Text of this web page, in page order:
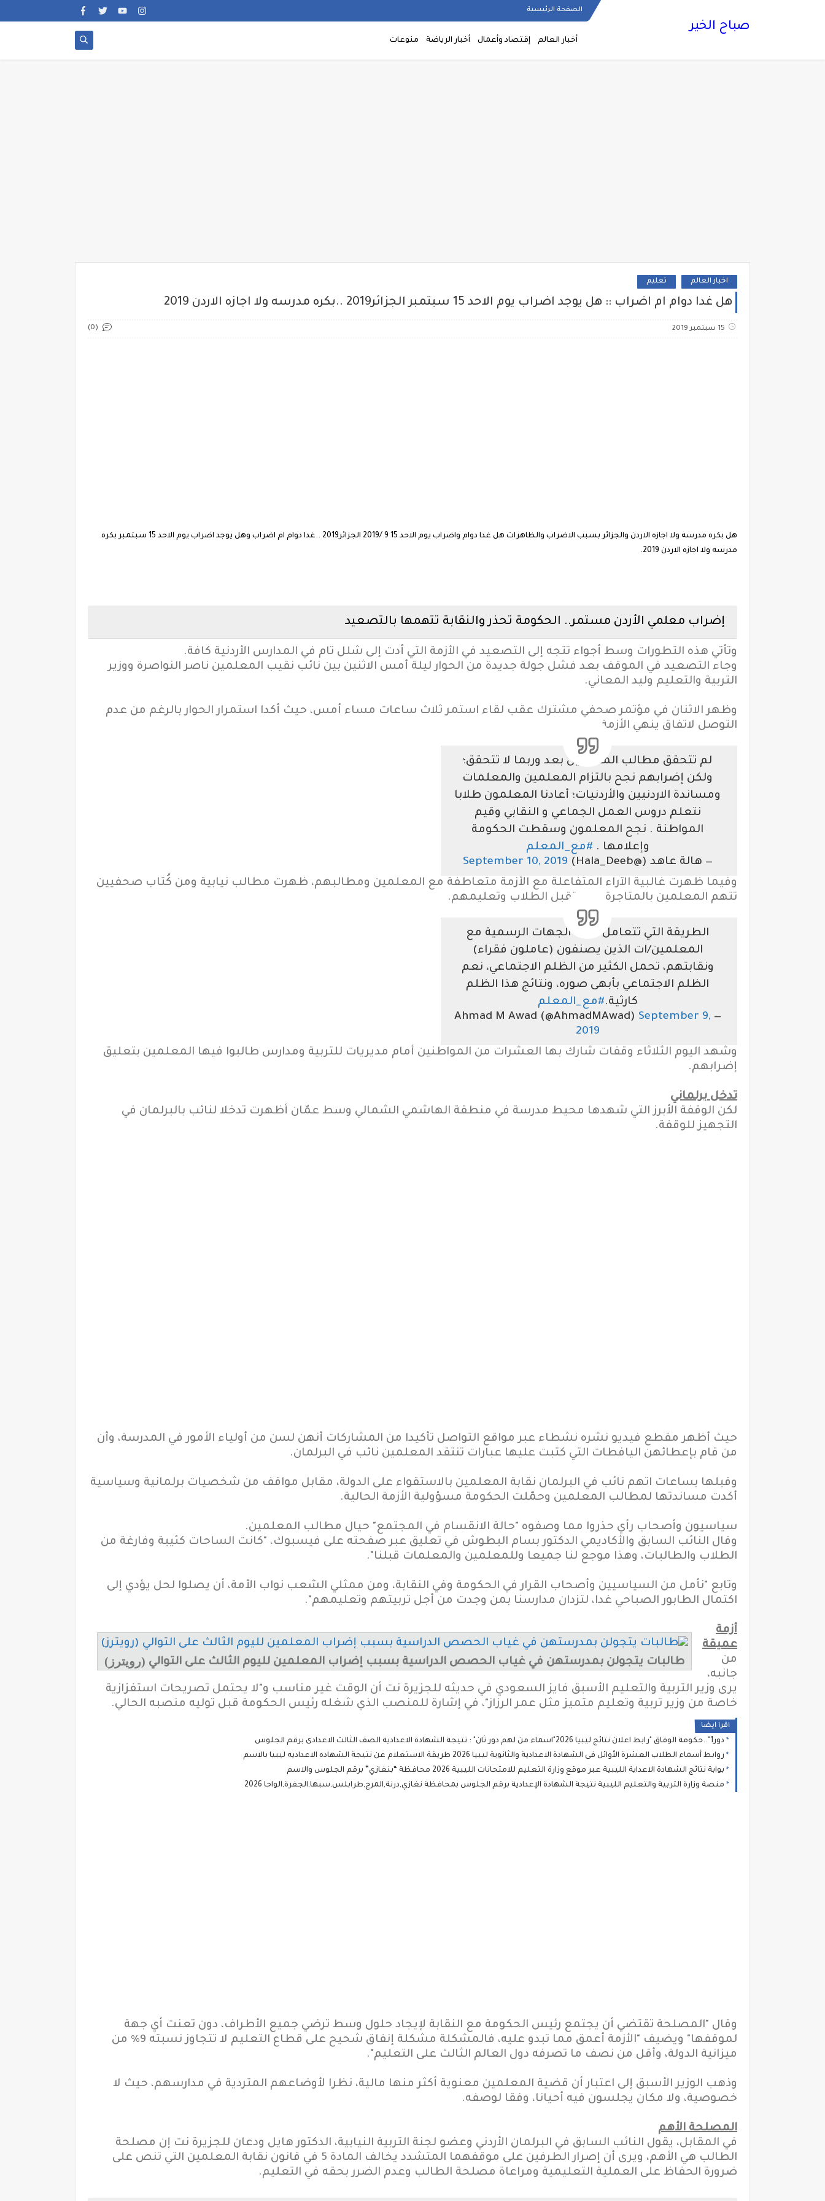
الصفحة الرئيسية
صباح الخير
أخبار العالم إقتصاد وأعمال أخبار الرياضة منوعات
اخبار العالم تعليم
هل غدا دوام ام اضراب :: هل يوجد اضراب يوم الاحد 15 سبتمبر الجزائر2019 ..بكره مدرسه ولا اجازه الاردن 2019
15 سبتمبر 2019 (0)
هل بكره مدرسه ولا اجازه الاردن والجزائر بسبب الاضراب والظاهرات هل غدا دوام واضراب يوم الاحد 15 9 /2019 الجزائر2019 ..غدا دوام ام اضراب وهل يوجد اضراب يوم الاحد 15 سبتمبر بكره
مدرسه ولا اجازه الاردن 2019.
إضراب معلمي الأردن مستمر.. الحكومة تحذر والنقابة تتهمها بالتصعيد
وتأتي هذه التطورات وسط أجواء تتجه إلى التصعيد في الأزمة التي أدت إلى شلل تام في المدارس الأردنية كافة.
وجاء التصعيد في الموقف بعد فشل جولة جديدة من الحوار ليلة أمس الاثنين بين نائب نقيب المعلمين ناصر النواصرة ووزير
التربية والتعليم وليد المعاني.
وظهر الاثنان في مؤتمر صحفي مشترك عقب لقاء استمر ثلاث ساعات مساء أمس، حيث أكدا استمرار الحوار بالرغم من عدم
التوصل لاتفاق ينهي الأزمة.
لم تتحقق مطالب المعلمين بعد وربما لا تتحقق؛
ولكن إضرابهم نجح بالتزام المعلمين والمعلمات
ومساندة الاردنيين والأردنيات؛ أعادنا المعلمون طلابا
نتعلم دروس العمل الجماعي و النقابي وقيم
المواطنة . نجح المعلمون وسقطت الحكومة
وإعلامها . #مع_المعلم
— هالة عاهد (@Hala_Deeb)
September 10, 2019
وفيما ظهرت غالبية الآراء المتفاعلة مع الأزمة متعاطفة مع المعلمين ومطالبهم، ظهرت مطالب نيابية ومن كُتاب صحفيين
تتهم المعلمين بالمتاجرة بمستقبل الطلاب وتعليمهم.
الطريقة التي تتعامل فيها الجهات الرسمية مع
المعلمين/ات الذين يصنفون (عاملون فقراء)
ونقابتهم، تحمل الكثير من الظلم الاجتماعي، نعم
الظلم الاجتماعي بأبهى صوره، ونتائج هذا الظلم
كارثية.#مع_المعلم
— Ahmad M Awad (@AhmadMAwad)
September 9,
2019
وشهد اليوم الثلاثاء وقفات شارك بها العشرات من المواطنين أمام مديريات للتربية ومدارس طالبوا فيها المعلمين بتعليق
إضرابهم.
تدخل برلماني
لكن الوقفة الأبرز التي شهدها محيط مدرسة في منطقة الهاشمي الشمالي وسط عمّان أظهرت تدخلا لنائب بالبرلمان في
التجهيز للوقفة.
حيث أظهر مقطع فيديو نشره نشطاء عبر مواقع التواصل تأكيدا من المشاركات أنهن لسن من أولياء الأمور في المدرسة، وأن
من قام بإعطائهن اليافطات التي كتبت عليها عبارات تنتقد المعلمين نائب في البرلمان.
وقبلها بساعات اتهم نائب في البرلمان نقابة المعلمين بالاستقواء على الدولة، مقابل مواقف من شخصيات برلمانية وسياسية
أكدت مساندتها لمطالب المعلمين وحمّلت الحكومة مسؤولية الأزمة الحالية.
سياسيون وأصحاب رأي حذروا مما وصفوه "حالة الانقسام في المجتمع" حيال مطالب المعلمين.
وقال النائب السابق والأكاديمي الدكتور بسام البطوش في تعليق عبر صفحته على فيسبوك، "كانت الساحات كئيبة وفارغة من
الطلاب والطالبات، وهذا موجع لنا جميعا وللمعلمين والمعلمات قبلنا".
وتابع "نأمل من السياسيين وأصحاب القرار في الحكومة وفي النقابة، ومن ممثلي الشعب نواب الأمة، أن يصلوا لحل يؤدي إلى
اكتمال الطابور الصباحي غدا، لتزدان مدارسنا بمن وجدت من أجل تربيتهم وتعليمهم".
طالبات يتجولن بمدرستهن في غياب الحصص الدراسية بسبب إضراب المعلمين لليوم الثالث على التوالي (رويترز)
أزمة
عميقة
من
جانبه،
يرى وزير التربية والتعليم الأسبق فايز السعودي في حديثه للجزيرة نت أن الوقت غير مناسب و"لا يحتمل تصريحات استفزازية
خاصة من وزير تربية وتعليم متميز مثل عمر الرزاز"، في إشارة للمنصب الذي شغله رئيس الحكومة قبل توليه منصبه الحالي.
اقرا ايضا
دور1"..حكومة الوفاق "رابط اعلان نتائج ليبيا 2026"اسماء من لهم دور ثان" : نتيجة الشهادة الاعدادية الصف الثالث الاعدادى برقم الجلوس
روابط أسماء الطلاب العشرة الأوائل فى الشهادة الاعدادية والثانوية ليبيا 2026 طريقة الاستعلام عن نتيجة الشهاده الاعداديه ليبيا بالاسم
بوابة نتائج الشهادة الاعداية الليبية عبر موقع وزارة التعليم للامتحانات الليبية 2026 محافظة “بنغازي” برقم الجلوس والاسم
منصة وزارة التربية والتعليم الليبية نتيجة الشهادة الإعدادية برقم الجلوس بمحافظة نغازي,درنة,المرج,طرابلس,سبها,الجفرة,الواحا 2026
وقال "المصلحة تقتضي أن يجتمع رئيس الحكومة مع النقابة لإيجاد حلول وسط ترضي جميع الأطراف، دون تعنت أي جهة
لموقفها"
ويضيف "الأزمة أعمق مما تبدو عليه، فالمشكلة مشكلة إنفاق شحيح على قطاع التعليم لا تتجاوز نسبته 9% من
ميزانية الدولة، وأقل من نصف ما تصرفه دول العالم الثالث على التعليم".
وذهب الوزير الأسبق إلى اعتبار أن قضية المعلمين معنوية أكثر منها مالية، نظرا لأوضاعهم المتردية في مدارسهم، حيث لا
خصوصية، ولا مكان يجلسون فيه أحيانا، وفقا لوصفه.
المصلحة الأهم
في المقابل، يقول النائب السابق في البرلمان الأردني وعضو لجنة التربية النيابية، الدكتور هايل ودعان للجزيرة نت إن مصلحة
الطالب هي الأهم، ويرى أن إصرار الطرفين على موقفهما المتشدد يخالف المادة 5 في قانون نقابة المعلمين التي تنص على
ضرورة الحفاظ على العملية التعليمية ومراعاة مصلحة الطالب وعدم الضرر بحقه في التعليم.